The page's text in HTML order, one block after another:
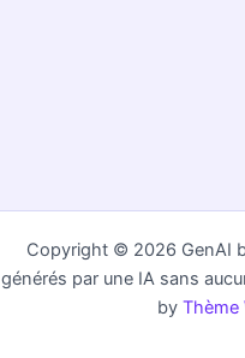
Copyright © 2026 GenAI
générés par une IA sans
by Thème